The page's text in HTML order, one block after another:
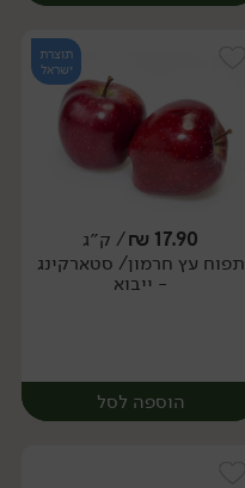
יח׳ ק״ג
תוצרת
ישראל
17.90
₪/ ק״ג
תפוח עץ חרמון/ סטארקינג
- ייבוא
הוספה לסל